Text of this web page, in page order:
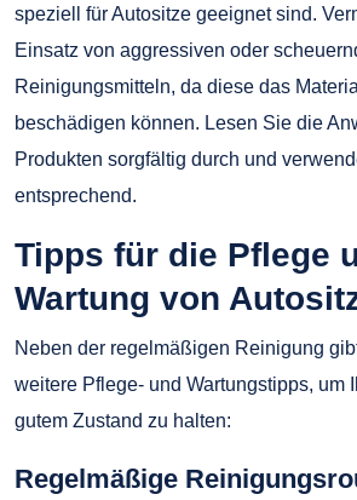
speziell für Autositze geeignet sind.
Einsatz von aggressiven oder
Reinigungsmitteln, da diese das
beschädigen können. Lesen Sie die
Produkten sorgfältig durch und
entsprechend.
Tipps für die Pflege
Wartung von
Neben der regelmäßigen Reinigung
weitere Pflege- und Wartungstipps, um
gutem Zustand zu halten:
Regelmäßige